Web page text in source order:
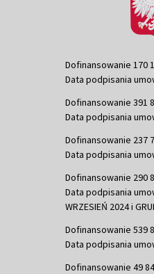
Dofinansowanie 170
Data podpisania
Dofinansowanie 391
Data podpisania
Dofinansowanie 237
Data podpisania
Dofinansowanie 290
Data podpisania
WRZESIEŃ 2024 i
Dofinansowanie 539
Data podpisania
Dofinansowanie 49